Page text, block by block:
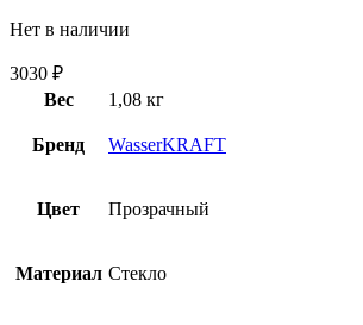
Нет в наличии
3030 ₽
Вес
1,08 кг
Бренд WasserKRAFT
Цвет Прозрачный
Материал Стекло